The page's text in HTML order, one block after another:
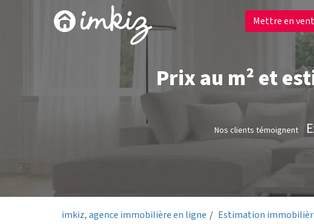
Mettre en
Prix au m² et
Nos clients témoignent
imkiz, agence immobilière en ligne Estimation